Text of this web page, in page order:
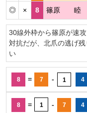
◎ × 8 篠原 睦
30線外枠から篠原が速
対抗だが、北爪の逃げ
い
8 = 7 - 1 4
8 = 1 - 7 4